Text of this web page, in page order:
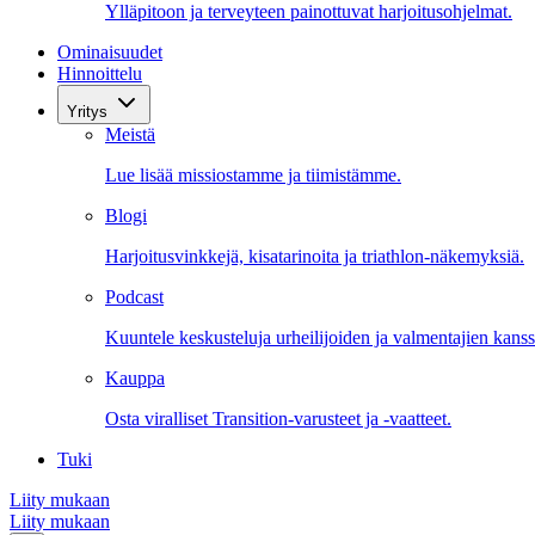
Ylläpitoon ja terveyteen painottuvat harjoitusohjelmat.
Ominaisuudet
Hinnoittelu
Yritys
Meistä
Lue lisää missiostamme ja tiimistämme.
Blogi
Harjoitusvinkkejä, kisatarinoita ja triathlon-näkemyksiä.
Podcast
Kuuntele keskusteluja urheilijoiden ja valmentajien
Kauppa
Osta viralliset Transition-varusteet ja -vaatteet.
Tuki
Liity mukaan
Liity mukaan